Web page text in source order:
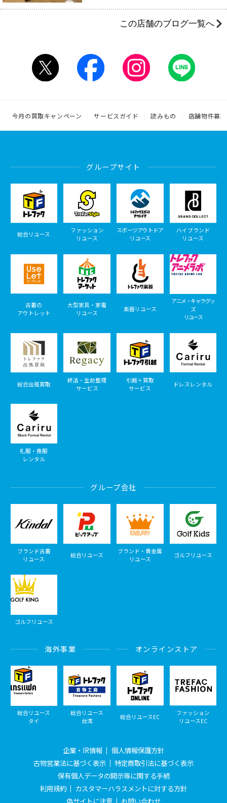
この店舗のブログ一覧へ
今月の買取キャンペーン サービスガイド 読みもの 店舗物件募集
グループサイト
総合リユース
ファッション
リユース
スポーツアウトドア
リユース
ハイブランド
リユース
古着の
アウトレット
大型家具・家電
リユース
楽器リユース
アニメ・キャラグッ
ズ
リユース
総合出張買取
終活・生前整理
サービス
引越＋買取
サービス
ドレスレンタル
礼服・喪服
レンタル
グループ会社
ブランド古着
リユース
総合リユース
ブランド・貴金属
リユース
ゴルフリユース
ゴルフリユース
海外事業
総合リユース
タイ
総合リユース
台湾
オンラインストア
総合リユースEC
ファッション
リユースEC
企業・IR情報
個人情報保護方針
古物営業法に基づく表示
特定商取引法に基づく表示
保有個人データの開示等に関する手続
利用規約
カスタマーハラスメントに対する方針
偽サイトに注意
お問い合わせ